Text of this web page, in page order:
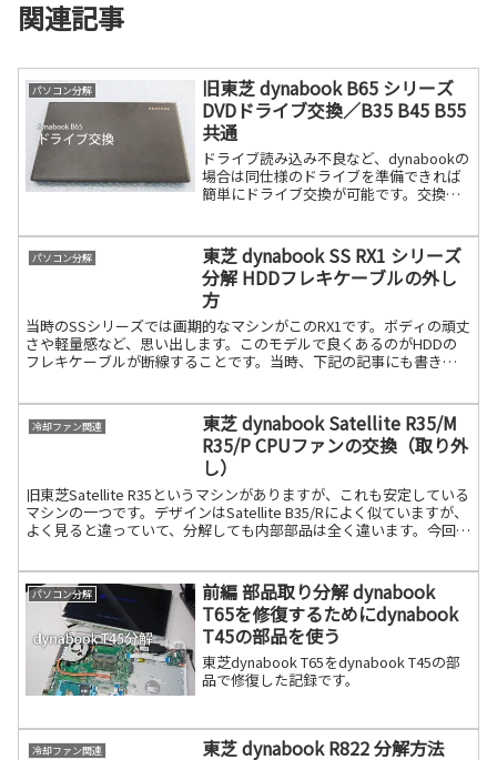
関連記事
パソコン分解
旧東芝 dynabook B65 シリーズ
DVDドライブ交換／B35 B45 B55
共通
ドライブ読み込み不良など、dynabookの
場合は同仕様のドライブを準備できれば
簡単にドライブ交換が可能です。交換手
スライドします。交換用ドライブを入れ
ます。下記のドラ続きを読む
パソコン分解
東芝 dynabook SS RX1 シリーズ
分解 HDDフレキケーブルの外し
方
当時のSSシリーズでは画期的なマシンがこのRX1です。ボディの頑丈
さや軽量感など、思い出します。このモデルで良くあるのがHDDの
フレキケーブルが断線することです。当時、下記の記事にも書きま
冷却ファン関連
東芝 dynabook Satellite R35/M
R35/P CPUファンの交換（取り外
し）
旧東芝Satellite R35というマシンがありますが、これも安定している
マシンの一つです。デザインはSatellite B35/Rによく似ていますが、
よく見ると違っていて、分解しても内部部品は全く違います。今回は
パソコン分解
前編 部品取り分解 dynabook
T65を修復するためにdynabook
T45の部品を使う
東芝dynabook T65をdynabook T45の部
品で修復した記録です。
冷却ファン関連
東芝 dynabook R822 分解方法